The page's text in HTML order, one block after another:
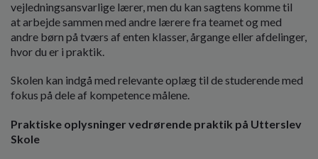
vejledningsansvarlige lærer, men du kan sagtens komme til
at arbejde sammen med andre lærere fra teamet og med
andre børn på tværs af enten klasser, årgange eller afdelinger,
hvor du er i praktik.
Skolen kan indgå med relevante oplæg til de studerende med
fokus på dele af kompetence målene.
Praktiske oplysninger vedrørende praktik på Utterslev
Skole